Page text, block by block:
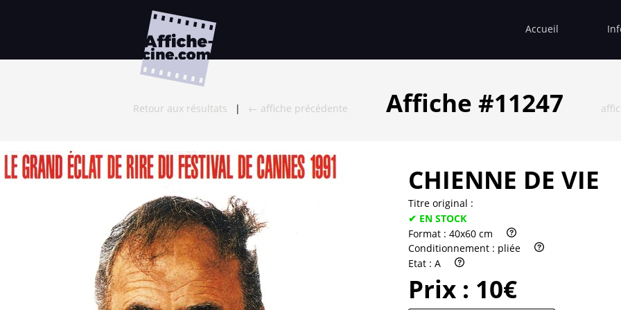
Accueil
Retour aux résultats | ← affiche précédente Affiche #11247
CHIENNE DE VIE
Titre original :
✔ EN STOCK
Format : 40x60 cm
Conditionnement : pliée
Etat : A
Prix : 10€